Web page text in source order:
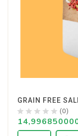
GRAIN FREE
(0)